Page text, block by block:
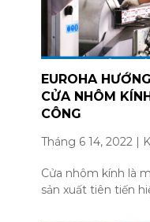
EUROHA
CỬA NHÔM
CÔNG
Tháng 6 14, 2022
Cửa nhôm kính là
sản xuất tiên tiến